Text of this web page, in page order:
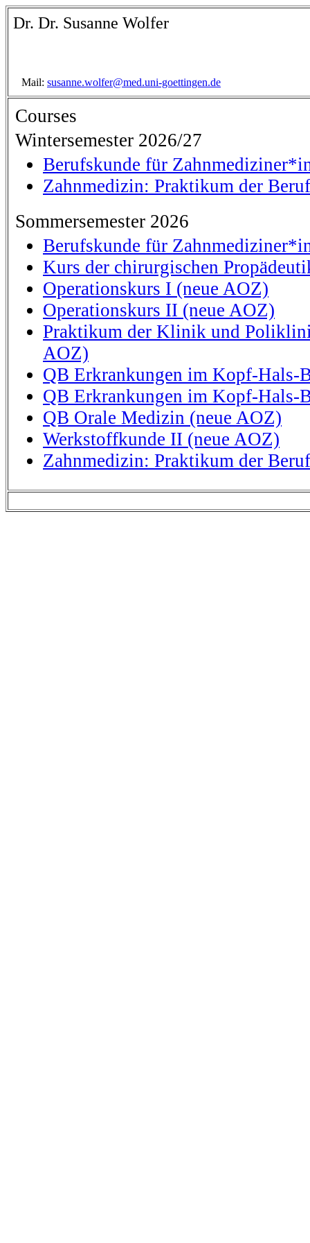
Dr. Dr. Susanne Wolfer
Mail: susanne.wolfer@med.uni-goettingen.de
Courses
Wintersemester 2026/27
Berufskunde für
Zahnmedizin: Praktikum der
Sommersemester 2026
Berufskunde für
Kurs der chirurgischen
Operationskurs I (neue AOZ)
Operationskurs II (neue AOZ)
Praktikum der Klinik und
AOZ)
QB Erkrankungen im Kopf-Hals-
QB Erkrankungen im Kopf-Hals-
QB Orale Medizin (neue AOZ)
Werkstoffkunde II (neue AOZ)
Zahnmedizin: Praktikum der